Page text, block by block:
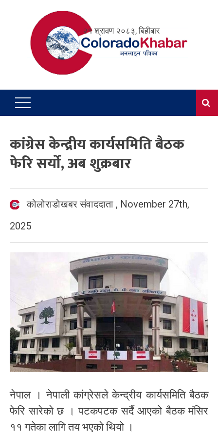
२१ श्रावण २०८३, बिहीबार
कांग्रेस केन्द्रीय कार्यसमिति बैठक
फेरि सर्यो, अब शुक्रबार
कोलोराडोखबर संवाददाता , November 27th,
2025
नेपाल । नेपाली कांग्रेसले केन्द्रीय कार्यसमिति बैठक
फेरि सारेको छ । पटकपटक सर्दै आएको बैठक मंसिर
११ गतेका लागि तय भएको थियो ।